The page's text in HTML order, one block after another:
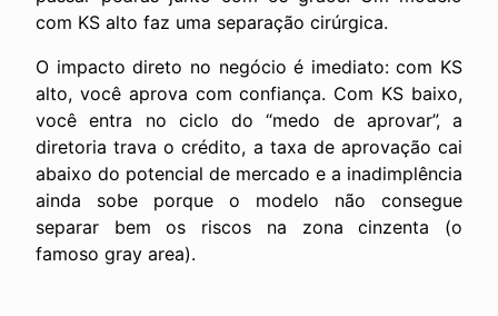
com KS alto faz uma separação cirúrgica.
O impacto direto no negócio é imediato: com KS
alto, você aprova com confiança. Com KS baixo,
você entra no ciclo do “medo de aprovar”, a
diretoria trava o crédito, a taxa de aprovação cai
abaixo do potencial de mercado e a inadimplência
ainda sobe porque o modelo não consegue
separar bem os riscos na zona cinzenta (o
famoso gray area).